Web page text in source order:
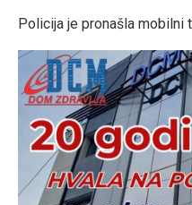
Policija je pronašla mobilni